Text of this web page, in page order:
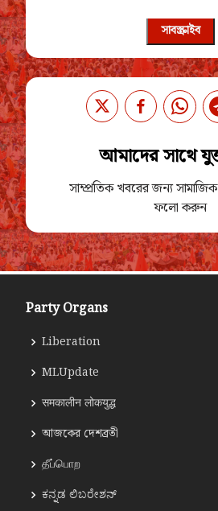
সাবস্ক্রাইব
আমাদের সাথে
সাম্প্রতিক খবরের জন্য
ফলো করুন
Party Organs
Liberation
MLUpdate
समकालीन लोकयुद्ध
আজকের দেশব্রতী
தீப்பொற
ಕನ್ನಡ ಲಿಬರೇಶನ್